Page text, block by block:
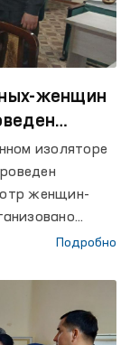
женщин
изоляторе
женщин-
Республики
Подробно